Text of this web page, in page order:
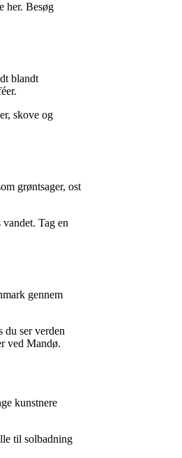
her. Besøg
blandt
skove og
grøntsager, ost
Tag en
gennem
du ser verden
ved Mandø.
kunstnere
til solbadning